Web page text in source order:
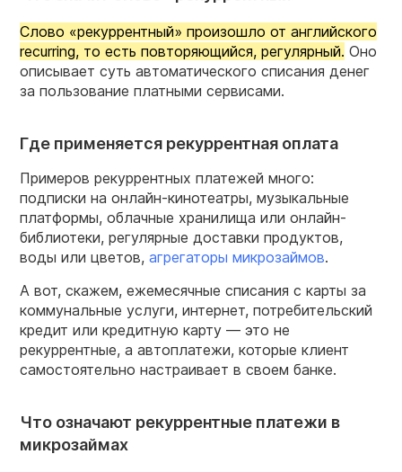
Слово «рекуррентный» произошло от английского
recurring, то есть повторяющийся, регулярный. Оно
описывает суть автоматического списания денег
за пользование платными сервисами.
Где применяется рекуррентная оплата
Примеров рекуррентных платежей много:
подписки на онлайн-кинотеатры, музыкальные
платформы, облачные хранилища или онлайн-
библиотеки, регулярные доставки продуктов,
воды или цветов, агрегаторы микрозаймов.
А вот, скажем, ежемесячные списания с карты за
коммунальные услуги, интернет, потребительский
кредит или кредитную карту — это не
рекуррентные, а автоплатежи, которые клиент
самостоятельно настраивает в своем банке.
Что означают рекуррентные платежи в
микрозаймах